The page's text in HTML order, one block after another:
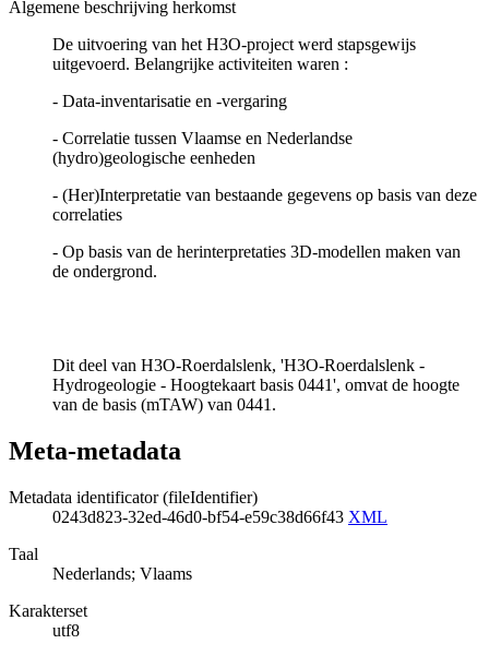
Algemene beschrijving herkomst
De uitvoering van het H3O-project werd stapsgewijs
uitgevoerd. Belangrijke activiteiten waren :
- Data-inventarisatie en -vergaring
- Correlatie tussen Vlaamse en Nederlandse
(hydro)geologische eenheden
- (Her)Interpretatie van bestaande gegevens op basis van deze
correlaties
- Op basis van de herinterpretaties 3D-modellen maken van
de ondergrond.
Dit deel van H3O-Roerdalslenk, 'H3O-Roerdalslenk -
Hydrogeologie - Hoogtekaart basis 0441', omvat de hoogte
van de basis (mTAW) van 0441.
Meta-metadata
Metadata identificator (fileIdentifier)
0243d823-32ed-46d0-bf54-e59c38d66f43 XML
Taal
Nederlands; Vlaams
Karakterset
utf8